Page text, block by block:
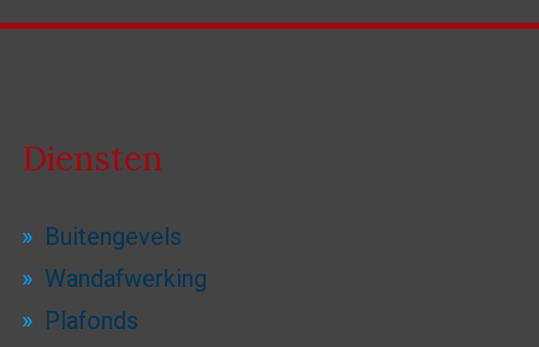
Diensten
Buitengevels
Wandafwerking
Plafonds